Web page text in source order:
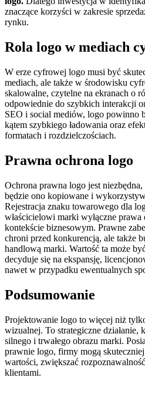
znaczące korzyści w zakresie
rynku.
Rola logo w mediach
W erze cyfrowej logo musi być
mediach, ale także w środowisku
skalowalne, czytelne na ekranach o
odpowiednie do szybkich interakcji
SEO i social mediów, logo powinno
kątem szybkiego ładowania oraz
formatach i rozdzielczościach.
Prawna ochrona logo
Ochrona prawna logo jest
będzie ono kopiowane i
Rejestracja znaku towarowego dla
właścicielowi marki wyłączne
kontekście biznesowym. Prawne
chroni przed konkurencją, ale także
handlową marki. Wartość ta może
decyduje się na ekspansję,
nawet w przypadku ewentualnych
Podsumowanie
Projektowanie logo to więcej niż
wizualnej. To strategiczne działanie,
silnego i trwałego obrazu marki.
prawnie logo, firmy mogą
wartości, zwiększać
klientami.